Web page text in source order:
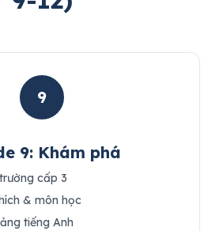
9
9: Khám phá
cấp 3
& môn học
tiếng Anh